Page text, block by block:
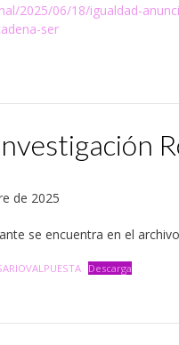
2025/06/18/igualdad-
ser
de 2025
se encuentra en el
Descarga